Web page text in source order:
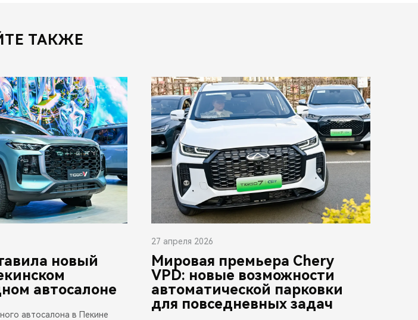
ТАКЖЕ
новый
автосалоне
автосалона в Пекине
27 апреля 2026
Мировая премьера Chery
VPD: новые возможности
автоматической парковки
для повседневных задач